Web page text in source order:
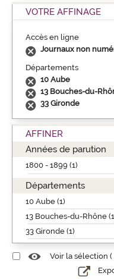
VOTRE AFFINAGE
Accès en ligne
Journaux non
Départements
10 Aube
13 Bouches-du-
33 Gironde
AFFINER
Années de parution
1800 - 1899 (1)
Départements
10 Aube (1)
13 Bouches-du-Rhône
33 Gironde (1)
Voir la sélection (